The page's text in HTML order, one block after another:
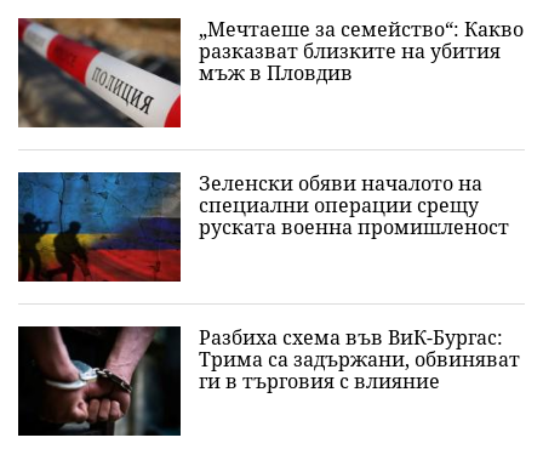
„Мечтаеше за семейство“: Какво
разказват близките на убития
мъж в Пловдив
Зеленски обяви началото на
специални операции срещу
руската военна промишленост
Разбиха схема във ВиК-Бургас:
Трима са задържани, обвиняват
ги в търговия с влияние